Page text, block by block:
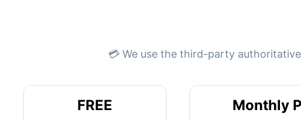
💳 We use the third-party
FREE Monthly